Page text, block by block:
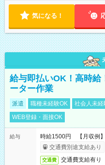
気になる！
給与即払いOK！高時給
ーター作業
派遣 職種未経験OK 社会人未経
WEB登録・面接OK
給与
時給1500円 【月収例
交通費別途支給あり
交通費 交通費支給有り